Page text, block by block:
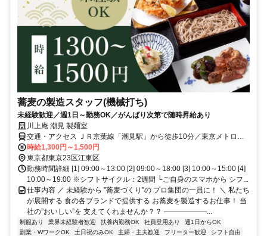
蕎麦の製造スタッフ(機械打ち)
未経験歓迎／週1日～勤務OK／がんばり次第で随時昇給あり
川上庵 潮見 製麺室
交通・アクセス ＪＲ京葉線「潮見駅」から徒歩10分／東京メトロ有
楽町線「辰巳駅」から徒歩17分
時給1,300円～1,500円
東京都東京23区江東区
勤務時間詳細 [1] 09:00～13:00 [2] 09:00～18:00 [3] 10:00～15:00 [4]
10:00～19:00 ※シフトサイクル：2週間 └ご自身のスマホから シフ...
仕事内容 ／ 未経験から ”蕎麦づくり”の プロ集団の一員に！ ＼ 私たち
が展開する 食の各ブランドで提供する お蕎麦を製造するお仕事！ 当
社の”おいしい”を 支えてくれませんか？？ ――――――...
制服あり 業界未経験者歓迎 扶養内勤務OK 社員登用あり
週1日からOK
副業・WワークOK
土日祝のみOK 主婦・主夫歓迎 フリーター歓迎
シフト自由